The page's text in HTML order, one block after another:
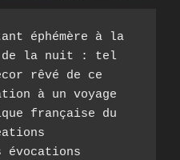
éphémère à la
de la nuit : tel
rêvé de ce
à un voyage
française du
évocations